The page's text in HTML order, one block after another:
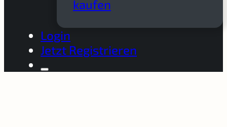
kaufen
Login
Jetzt Registrieren